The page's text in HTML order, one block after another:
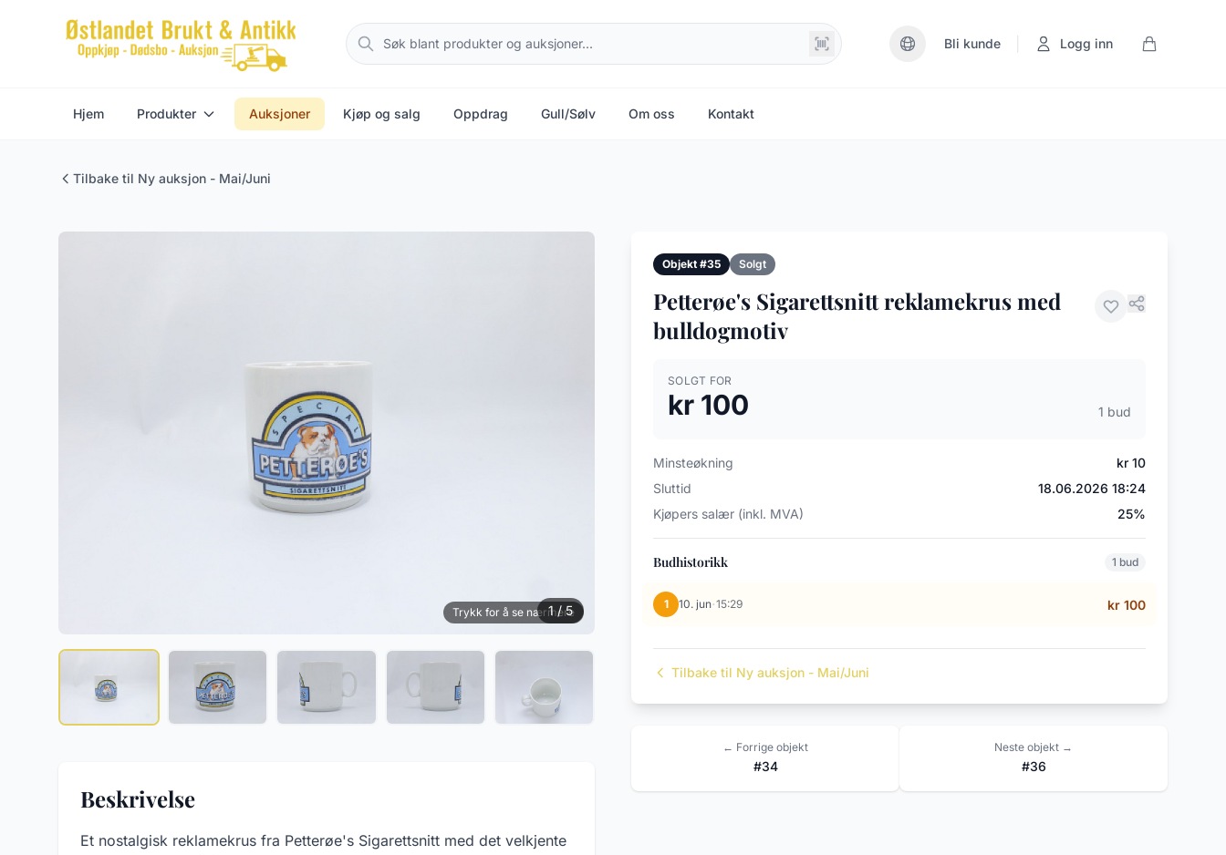
Bli kunde Logg inn
Hjem Produkter Auksjoner Kjøp og salg Oppdrag Gull/Sølv Om oss Kontakt
Tilbake til Ny auksjon - Mai/Juni
Trykk for å se nærmere
1 / 5
Objekt #35 Solgt
Petterøe's Sigarettsnitt reklamekrus med
bulldogmotiv
SOLGT FOR
kr 100 1 bud
Minsteøkning
kr 10
Sluttid
18.06.2026 18:24
Kjøpers salær (inkl. MVA)
25%
Budhistorikk 1 bud
1 10. jun·15:29 kr 100
Tilbake til Ny auksjon - Mai/Juni
← Forrige objekt
#34
Neste objekt →
#36
Beskrivelse
Et nostalgisk reklamekrus fra Petterøe's Sigarettsnitt med det velkjente